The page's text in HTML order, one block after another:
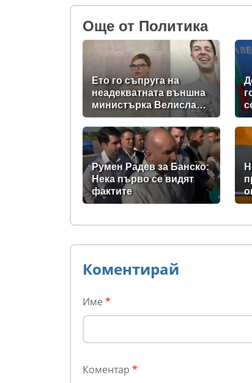
Oще от Политика
Ето го съпруга на
неадекватната външна
министърка Велислава
Петрова
Румен Радев за Банско:
Нека първо се видят
фактите
Коментирай
Име *
Коментар *